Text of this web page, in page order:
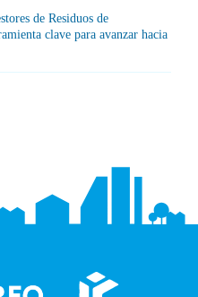
de Residuos de
clave para avanzar hacia